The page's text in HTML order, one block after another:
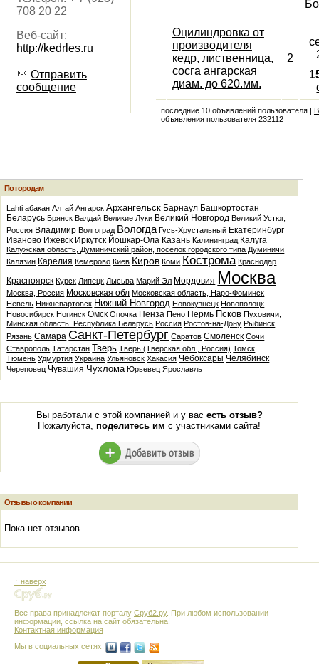
708 20 22
Веб-сайт:
http://kedrles.ru
Отправить
сообщение
Оцилиндровка от
производителя
кедр, лиственница,
сосга ангарская
диам. до 620.мм.
2
последние 10 объявлений пользователя |
объявления пользователя 232112
По городам
Lahti абакан Алтай Ангарск Архангельск Барнаул Башкортостан
Беларусь Брянск Валдай Великие Луки Великий Новгород Великий Устюг,
Россия Владимир Волгоград Вологда Гусь-Хрустальный Екатеринбург
Иваново Ижевск Иркутск Йошкар-Ола Казань Калининград Калуга
Калужская область, Думиничский район, посёлок городского типа Думиничи
Калязин Карелия Кемерово Киев Киров Коми Кострома Краснодар
Красноярск Курск Липецк Лысьва Марий Эл Мордовия Москва
Москва, Россия Московская обл Московская область, Наро-Фоминск
Невель Нижневартовск Нижний Новгород Новокузнецк Новополоцк
НовосибирскНогинск Омск Опочка Пенза Пено Пермь Псков Пуховичи,
Минская область. Республика Беларусь Россия Ростов-на-Дону Рыбинск
Рязань Самара Санкт-Петербург Саратов Смоленск Сочи
Ставрополь Татарстан Тверь Тверь (Тверская обл., Россия) Томск
Тюмень Удмуртия Украина Ульяновск Хакасия Чебоксары Челябинск
Череповец Чувашия Чухлома Юрьевец Ярославль
Вы работали с этой компанией и у вас есть отзыв?
Пожалуйста,поделитесь им с участниками сайта!
Отзывы о компании
Пока нет отзывов
↑ наверх
Все права принадлежат порталу Сруб2.ру. При любом использовании
информации, ссылка на сайт обязательна!
Контактная информация
Мы в социальных сетях: